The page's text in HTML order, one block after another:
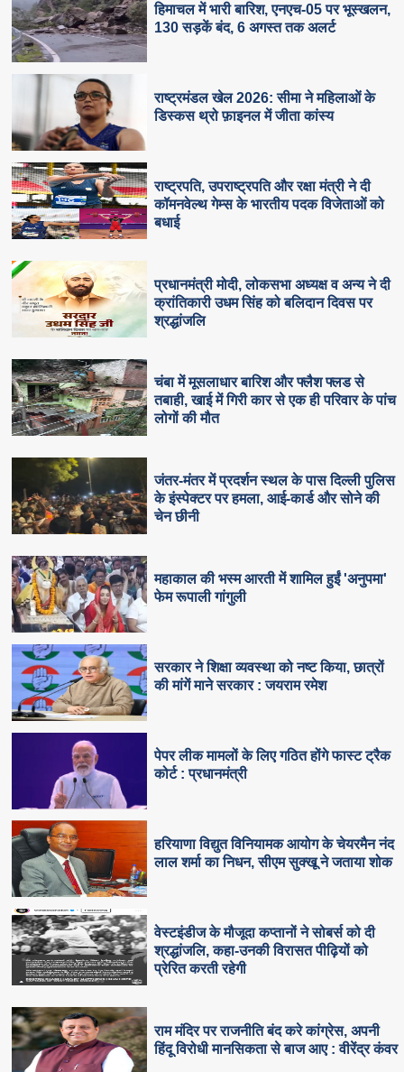
हिमाचल में भारी बारिश, एनएच-05 पर भूस्खलन,
130 सड़कें बंद, 6 अगस्त तक अलर्ट
राष्ट्रमंडल खेल 2026: सीमा ने महिलाओं के
डिस्कस थ्रो फ़ाइनल में जीता कांस्य
राष्ट्रपति, उपराष्ट्रपति और रक्षा मंत्री ने दी
कॉमनवेल्थ गेम्स के भारतीय पदक विजेताओं को
बधाई
प्रधानमंत्री मोदी, लोकसभा अध्यक्ष व अन्य ने दी
क्रांतिकारी उधम सिंह को बलिदान दिवस पर
श्रद्धांजलि
चंबा में मूसलाधार बारिश और फ्लैश फ्लड से
तबाही, खाई में गिरी कार से एक ही परिवार के पांच
लोगों की मौत
जंतर-मंतर में प्रदर्शन स्थल के पास दिल्ली पुलिस
के इंस्पेक्टर पर हमला, आई-कार्ड और सोने की
चेन छीनी
महाकाल की भस्म आरती में शामिल हुईं 'अनुपमा'
फेम रूपाली गांगुली
सरकार ने शिक्षा व्यवस्था को नष्ट किया, छात्रों
की मांगें माने सरकार : जयराम रमेश
पेपर लीक मामलों के लिए गठित होंगे फास्ट ट्रैक
कोर्ट : प्रधानमंत्री
हरियाणा विद्युत विनियामक आयोग के चेयरमैन नंद
लाल शर्मा का निधन, सीएम सुक्‍खू ने जताया शोक
वेस्टइंडीज के मौजूदा कप्तानों ने सोबर्स को दी
श्रद्धांजलि, कहा-उनकी विरासत पीढ़ियों को
प्रेरित करती रहेगी
राम मंदिर पर राजनीति बंद करे कांग्रेस, अपनी
हिंदू विरोधी मानसिकता से बाज आए : वीरेंद्र कंवर